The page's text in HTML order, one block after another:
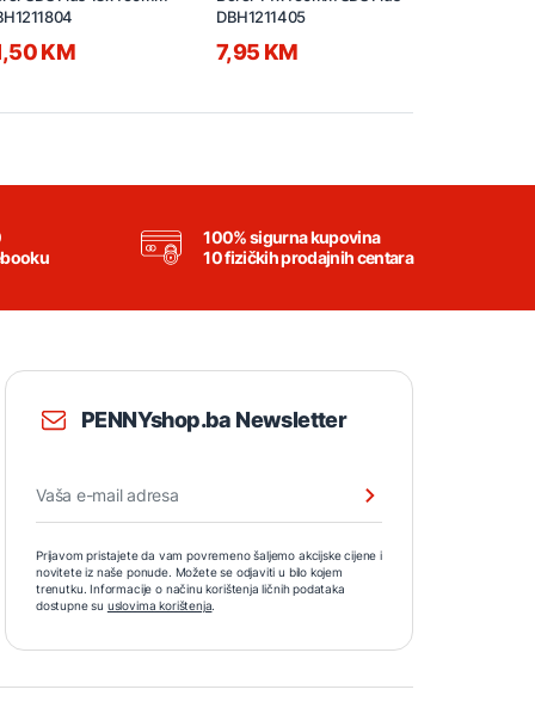
KM
DBH1211405
7,95 KM
100% sigurna kupovina
10 fizičkih prodajnih centara
PENNYshop.ba Newsletter
Prijavom pristajete da vam povremeno šaljemo akcijske cijene i
novitete iz naše ponude. Možete se odjaviti u bilo kojem
trenutku. Informacije o načinu korištenja ličnih podataka
dostupne su uslovima korištenja.